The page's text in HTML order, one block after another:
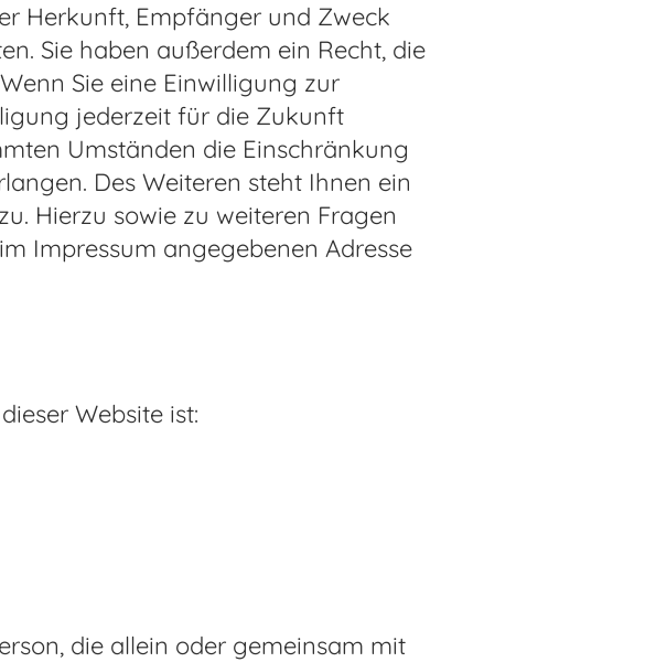
Herkunft, Empfänger und Zweck
Sie haben außerdem ein Recht, die
Sie eine Einwilligung zur
jederzeit für die Zukunft
Umständen die Einschränkung
Des Weiteren steht Ihnen ein
Hierzu sowie zu weiteren Fragen
Impressum angegebenen Adresse
Website ist:
die allein oder gemeinsam mit